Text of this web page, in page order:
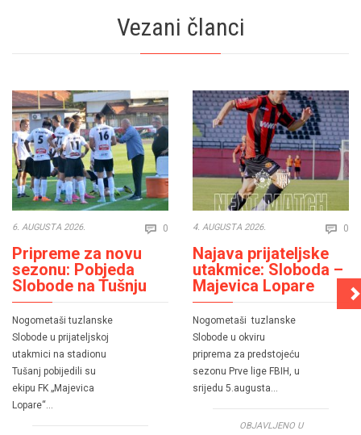
Vezani članci
6. AUGUSTA 2026.  0 Comments
Pripreme za novu
sezonu: Pobjeda
Slobode na Tušnju
Nogometaši tuzlanske
Slobode u prijateljskoj
utakmici na stadionu
Tušanj pobijedili su
ekipu FK „Majevica
Lopare“…
4. AUGUSTA 2026.  0
Najava prijateljske
utakmice: Sloboda –
Majevica Lopare
Nogometaši tuzlanske
Slobode u okviru
priprema za predstojeću
sezonu Prve lige FBIH, u
srijedu 5.augusta…
OBJAVLJENO U